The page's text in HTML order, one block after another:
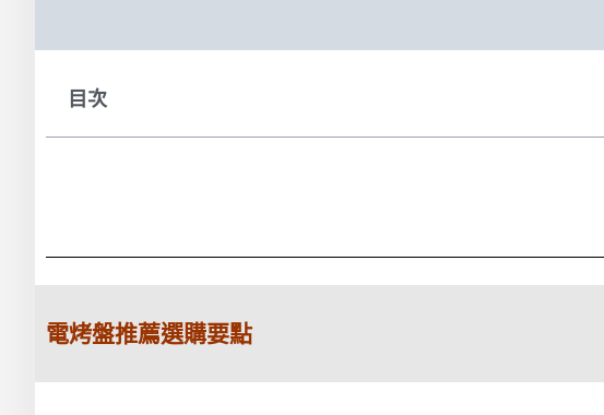
目次
電烤盤推薦選購要點